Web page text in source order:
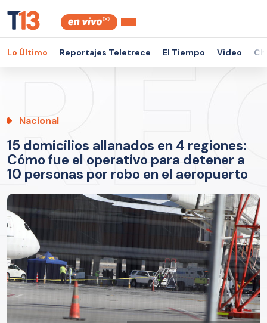
Lo Último Reportajes Teletrece El Tiempo Video
Nacional
15 domicilios allanados en 4 regiones:
Cómo fue el operativo para detener a
10 personas por robo en el aeropuerto